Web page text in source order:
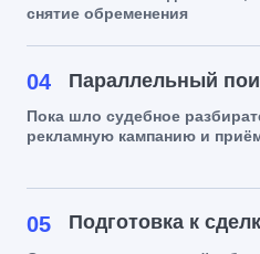
снятие обременения
04 Параллельный
Пока шло судебное
рекламную кампанию и
05 Подготовка к